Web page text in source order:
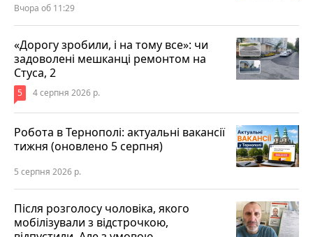
Вчора об 11:29
«Дорогу зробили, і на тому все»: чи
задоволені мешканці ремонтом на
Стуса, 2
5 4 серпня 2026 р.
Робота в Тернополі: актуальні вакансії
тижня (оновлено 5 серпня)
5 серпня 2026 р.
Після розголосу чоловіка, якого
мобілізували з відстрочкою,